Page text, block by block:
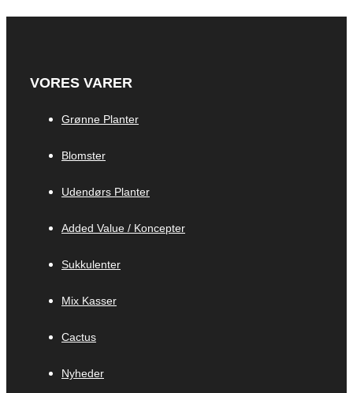
VORES VARER
Grønne Planter
Blomster
Udendørs Planter
Added Value / Koncepter
Sukkulenter
Mix Kasser
Cactus
Nyheder